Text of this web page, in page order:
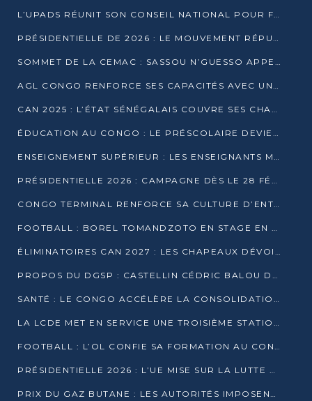
L’UPADS RÉUNIT SON CONSEIL NATIONAL POUR FIXER SA LIGNE POLITIQUE À DEUX MOIS DE LA PRÉSIDENTIELLE
PRÉSIDENTIELLE DE 2026 : LE MOUVEMENT RÉPUBLICAIN DÉNONCE UNE CONVOCATION ÉLECTORALE « OPAQUE ET PRÉCIPITÉE »
SOMMET DE LA CEMAC : SASSOU N’GUESSO APPELLE À LA VIGILANCE FACE AUX RISQUES ÉCONOMIQUES
AGL CONGO RENFORCE SES CAPACITÉS AVEC UNE GRUE DE 250 TONNES
CAN 2025 : L’ÉTAT SÉNÉGALAIS COUVRE SES CHAMPIONS D’AFRIQUE DE RÉCOMPENSES EXCEPTIONNELLES
ÉDUCATION AU CONGO : LE PRÉSCOLAIRE DEVIENT OBLIGATOIRE, LE BTS CONSACRÉ DIPLÔME D’ÉTAT
ENSEIGNEMENT SUPÉRIEUR : LES ENSEIGNANTS MAINTIENNENT LA GRÈVE ET EXIGENT UN ACCORD ÉCRIT AVEC L’ÉTAT
PRÉSIDENTIELLE 2026 : CAMPAGNE DÈS LE 28 FÉVRIER, SCRUTIN LES 12 ET 15 MARS
CONGO TERMINAL RENFORCE SA CULTURE D’ENTREPRISE AVEC LE PROGRAMME « WIN TOGETHER »
FOOTBALL : BOREL TOMANDZOTO EN STAGE EN ESPAGNE AVEC POLISSYA FC
ÉLIMINATOIRES CAN 2027 : LES CHAPEAUX DÉVOILÉS, LE CONGO FIXÉ SUR SON SORT
PROPOS DU DGSP : CASTELLIN CÉDRIC BALOU DÉNONCE DES PROPOS INTIMIDANTS
SANTÉ : LE CONGO ACCÉLÈRE LA CONSOLIDATION DE L’OFFRE DE SOINS
LA LCDE MET EN SERVICE UNE TROISIÈME STATION D’EAU POTABLE À MFILOU
FOOTBALL : L’OL CONFIE SA FORMATION AU CONGOLAIS CHRISTIAN BASSILA
PRÉSIDENTIELLE 2026 : L’UE MISE SUR LA LUTTE CONTRE LA DÉSINFORMATION
PRIX DU GAZ BUTANE : LES AUTORITÉS IMPOSENT LE RESPECT DES PRIX RÉGLEMENTÉS